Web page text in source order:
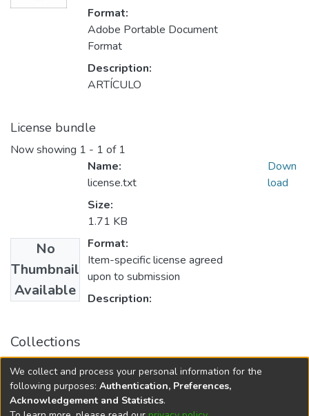
Format:
Adobe Portable Document
Format
Description:
ARTÍCULO
License bundle
Now showing 1 - 1 of 1
No
Thumbnail
Available
Name:
license.txt
Size:
1.71 KB
Format:
Item-specific license agreed
upon to submission
Description:
Down
load
Collections
Maestría en Educación. Mención Tecnología e Innovación
Educativa
We collect and process your personal information for the
following purposes: Authentication, Preferences,
Acknowledgement and Statistics.